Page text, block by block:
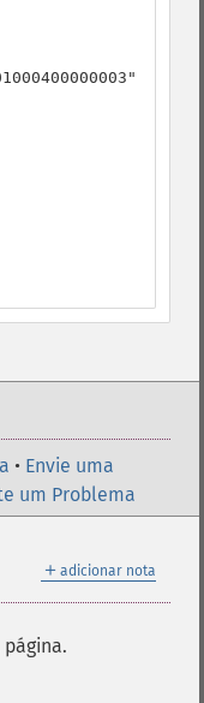
• Envie uma
um Problema
＋ adicionar nota